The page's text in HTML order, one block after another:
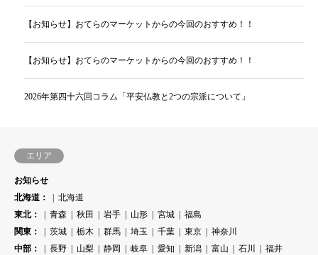
【お知らせ】おてらのマーケットからの今回のおすすめ！！
【お知らせ】おてらのマーケットからの今回のおすすめ！！
2026年第四十六回コラム「平安仏教と2つの宗派について」
エリア
お知らせ
北海道：
北海道
東北：
青森 秋田 岩手 山形 宮城
福島
関東：
茨城 栃木 群馬 埼玉 千葉 東京
神奈川
中部：
長野 山梨 静岡 岐阜 愛知 新潟 富山 石川
福井